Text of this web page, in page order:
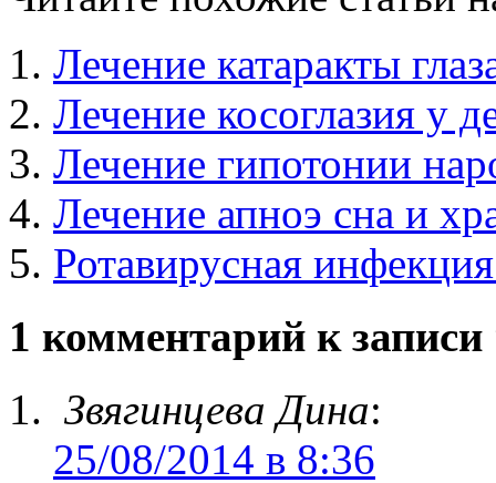
Лечение катаракты
Лечение косоглазия у
Лечение гипотонии
Лечение апноэ сна и
Ротавирусная
1 комментарий к записи
Звягинцева Дина:
25/08/2014 в 8:36